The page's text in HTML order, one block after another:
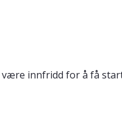
innfridd for å få